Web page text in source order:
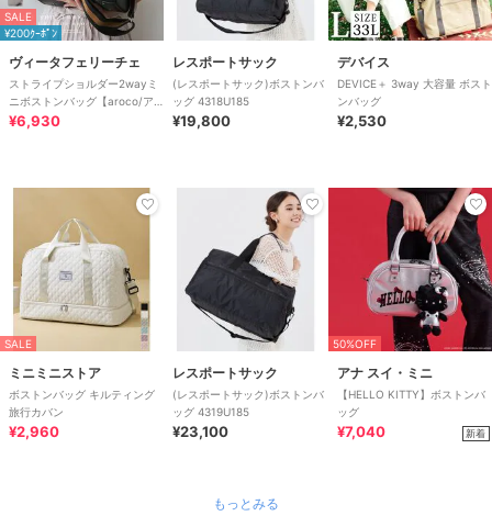
SALE
¥200ｸｰﾎﾟﾝ
ヴィータフェリーチェ
ストライプショルダー2wayミ
ニボストンバッグ【aroco/ア
ロコ】
¥6,930
レスポートサック
(レスポートサック)ボストンバ
ッグ 4318U185
¥19,800
デバイス
DEVICE＋ 3way 大容量 ボスト
ンバッグ
¥2,530
SALE
ミニミニストア
ボストンバッグ キルティング
旅行カバン
¥2,960
レスポートサック
(レスポートサック)ボストンバ
ッグ 4319U185
¥23,100
50%OFF
アナ スイ・ミニ
【HELLO KITTY】ボストンバ
ッグ
¥7,040 新着
もっとみる